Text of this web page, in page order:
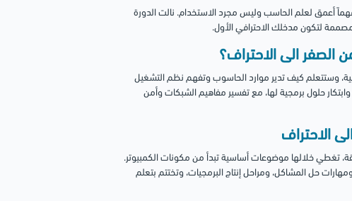
أعمق لعلم الحاسب وليس مجرد الاستخدام. نالت الدورة
الصفر الى الاحتراف؟
وستتعلم كيف تدير موارد الحاسوب وتفهم نظم التشغيل
حلول برمجية لها، مع تفسير مفاهيم الشبكات وأمن
الاحتراف
الدورة المركزة من 6 دروس، بإجمالي مدة ساعة و 52 دقيقة، تغطي خلالها موضوعات أساسية تبدأ من مكونات الكمبيوتر.
حل المشاكل، ومراحل إنتاج البرمجيات، وتختتم بتعلم